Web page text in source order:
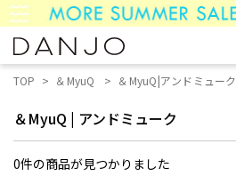
TOP ＆MyuQ ＆MyuQ|アンドミューク
＆MyuQ | アンドミューク
0件の商品が見つかりました